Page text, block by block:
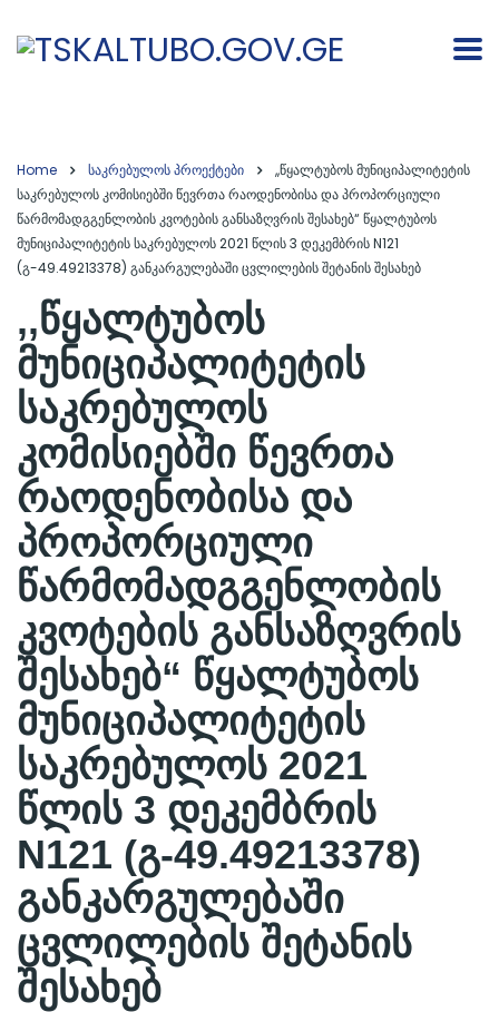
Home საკრებულოს პროექტები
,,წყალტუბოს მუნიციპალიტეტის
საკრებულოს კომისიებში წევრთა რაოდენობისა და პროპორციული
წარმომადგგენლობის კვოტების განსაზღვრის შესახებ“ წყალტუბოს
მუნიციპალიტეტის საკრებულოს 2021 წლის 3 დეკემბრის N121
(გ-49.49213378) განკარგულებაში ცვლილების შეტანის შესახებ
,,წყალტუბოს
მუნიციპალიტეტის
საკრებულოს
კომისიებში წევრთა
რაოდენობისა და
პროპორციული
წარმომადგგენლობის
კვოტების განსაზღვრის
შესახებ“ წყალტუბოს
მუნიციპალიტეტის
საკრებულოს 2021
წლის 3 დეკემბრის
N121 (გ-49.49213378)
განკარგულებაში
ცვლილების შეტანის
შესახებ